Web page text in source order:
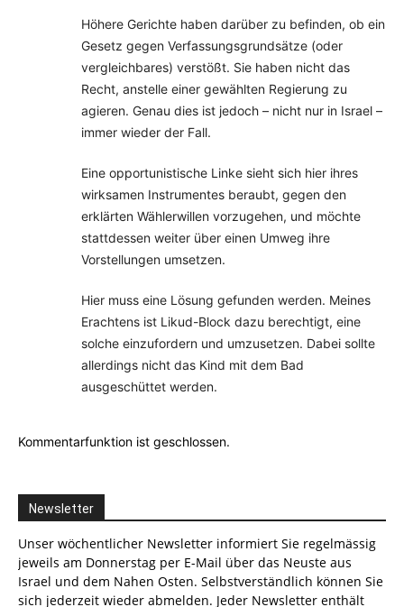
Höhere Gerichte haben darüber zu befinden, ob ein
Gesetz gegen Verfassungsgrundsätze (oder
vergleichbares) verstößt. Sie haben nicht das
Recht, anstelle einer gewählten Regierung zu
agieren. Genau dies ist jedoch – nicht nur in Israel –
immer wieder der Fall.
Eine opportunistische Linke sieht sich hier ihres
wirksamen Instrumentes beraubt, gegen den
erklärten Wählerwillen vorzugehen, und möchte
stattdessen weiter über einen Umweg ihre
Vorstellungen umsetzen.
Hier muss eine Lösung gefunden werden. Meines
Erachtens ist Likud-Block dazu berechtigt, eine
solche einzufordern und umzusetzen. Dabei sollte
allerdings nicht das Kind mit dem Bad
ausgeschüttet werden.
Kommentarfunktion ist geschlossen.
Newsletter
Unser wöchentlicher Newsletter informiert Sie regelmässig
jeweils am Donnerstag per E-Mail über das Neuste aus
Israel und dem Nahen Osten. Selbstverständlich können Sie
sich jederzeit wieder abmelden. Jeder Newsletter enthält